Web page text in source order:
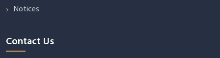
Notices
Contact Us